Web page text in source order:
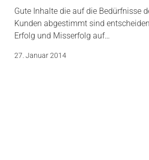
Gute Inhalte die auf die Bedürfnisse
Kunden abgestimmt sind
Erfolg und Misserfolg auf…
27. Januar 2014